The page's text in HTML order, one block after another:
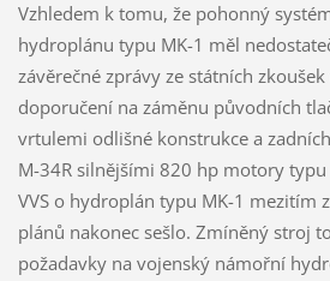
Vzhledem k tomu, že pohonný
hydroplánu typu MK-1 měl
závěrečné zprávy ze státních
doporučení na záměnu původních
vrtulemi odlišné konstrukce a
M-34R silnějšími 820 hp motory typu
VVS o hydroplán typu MK-1 mezitím
plánů nakonec sešlo. Zmíněný stroj
požadavky na vojenský námořní